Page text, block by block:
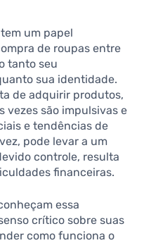
tem um papel
de roupas entre
tanto seu
sua identidade.
de adquirir produtos,
vezes são impulsivas e
e tendências de
pode levar a um
controle, resulta
financeiras.
essa
crítico sobre suas
como funciona o